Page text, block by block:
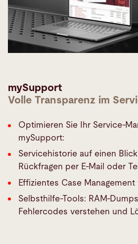
mySupport
Volle Transparenz im
Optimieren Sie Ihr Service-
mySupport:
Servicehistorie auf einen
Rückfragen per E-Mail oder
Effizientes Case
Selbsthilfe-Tools: RAM-
Fehlercodes verstehen und